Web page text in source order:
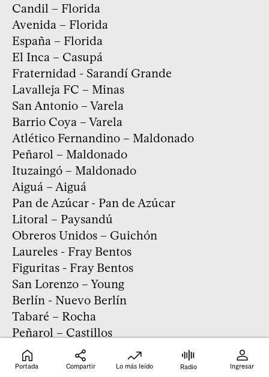
Candil – Florida
Avenida – Florida
España – Florida
El Inca – Casupá
Fraternidad - Sarandí Grande
Lavalleja FC – Minas
San Antonio – Varela
Barrio Coya – Varela
Atlético Fernandino – Maldonado
Peñarol – Maldonado
Ituzaingó – Maldonado
Aiguá – Aiguá
Pan de Azúcar - Pan de Azúcar
Litoral – Paysandú
Obreros Unidos – Guichón
Laureles - Fray Bentos
Figuritas - Fray Bentos
San Lorenzo – Young
Berlín - Nuevo Berlín
Tabaré – Rocha
Peñarol – Castillos
Punta del Diablo - Punta del Diablo
Huracán – Rivera
Portada Compartir Lo más leído Radio Ingresar